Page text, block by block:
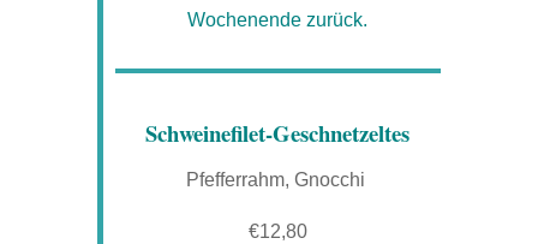
Wochenende zurück.
Schweinefilet-Geschnetzeltes
Pfefferrahm, Gnocchi
€12,80